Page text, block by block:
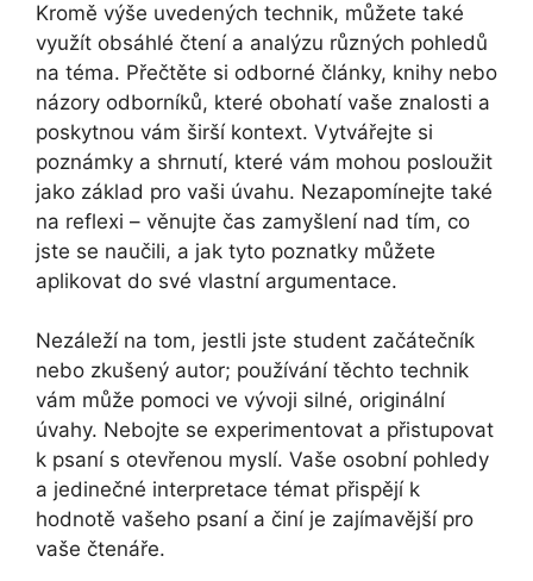
Kromě výše uvedených technik, můžete také
využít obsáhlé čtení a analýzu různých pohledů
na téma. Přečtěte si odborné články, knihy nebo
názory odborníků, které obohatí vaše znalosti a
poskytnou vám širší kontext. Vytvářejte si
poznámky a shrnutí, které vám mohou posloužit
jako základ pro vaši úvahu. Nezapomínejte také
na reflexi – věnujte čas zamyšlení nad tím, co
jste se naučili, a jak tyto poznatky můžete
aplikovat do své vlastní argumentace.
Nezáleží na tom, jestli jste student začátečník
nebo zkušený autor; používání těchto technik
vám může pomoci ve vývoji silné, originální
úvahy. Nebojte se experimentovat a přistupovat
k psaní s otevřenou myslí. Vaše osobní pohledy
a jedinečné interpretace témat přispějí k
hodnotě vašeho psaní a činí je zajímavější pro
vaše čtenáře.